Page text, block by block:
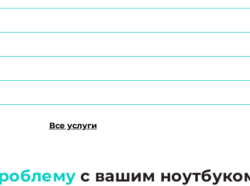
Все услуги
с вашим